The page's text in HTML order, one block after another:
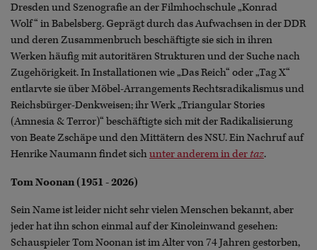
Dresden und Szenografie an der Filmhochschule „Konrad
Wolf“ in Babelsberg. Geprägt durch das Aufwachsen in der DDR
und deren Zusammenbruch beschäftigte sie sich in ihren
Werken häufig mit autoritären Strukturen und der Suche nach
Zugehörigkeit. In Installationen wie „Das Reich“ oder „Tag X“
entlarvte sie über Möbel-Arrangements Rechtsradikalismus und
Reichsbürger-Denkweisen; ihr Werk „Triangular Stories
(Amnesia & Terror)“ beschäftigte sich mit der Radikalisierung
von Beate Zschäpe und den Mittätern des NSU. Ein Nachruf auf
Henrike Naumann findet sichunter anderem in der taz.
Tom Noonan (1951 - 2026)
Sein Name ist leider nicht sehr vielen Menschen bekannt, aber
jeder hat ihn schon einmal auf der Kinoleinwand gesehen:
Schauspieler Tom Noonan ist im Alter von 74 Jahren gestorben,